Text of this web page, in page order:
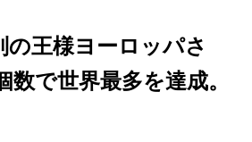
の王様ヨーロッパさ
数で世界最多を達成。